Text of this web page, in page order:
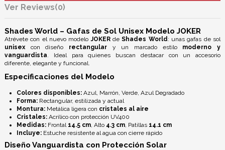
Reviews(0)
Shades World – Gafas de Sol Unisex Modelo JOKER
Atrévete con el nuevo modeloJOKERdeShades World: unas gafas de sol
unisex con diseño rectangular y un marcado estilo moderno y
vanguardista. Ideal para quienes buscan destacar con un accesorio
diferente, elegante y funcional.
Especificaciones del Modelo
Colores disponibles: Azul, Marrón, Verde, Azul Degradado
Forma: Rectangular, estilizada y actual
Montura: Metálica ligera con cristales al aire
Cristales: Acrílico con protección UV400
Medidas: Frontal 14.5 cm , Alto 4.3 cm , Patillas 14.1 cm
Incluye: Estuche resistente al agua con cierre rápido
Diseño Vanguardista con Protección Solar